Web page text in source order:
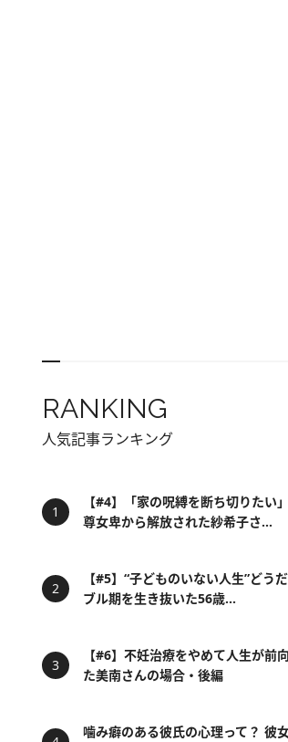
RANKING
人気記事ランキング
【#4】「家の呪縛を断ち切りたい
尊女卑から解放された紗希子さ...
【#5】“子どものいない人生”ど
ブル期を生き抜いた56歳...
【#6】不妊治療をやめて人生が前
た美南さんの場合・後編
噛み癖のある彼氏の心理って？ 彼